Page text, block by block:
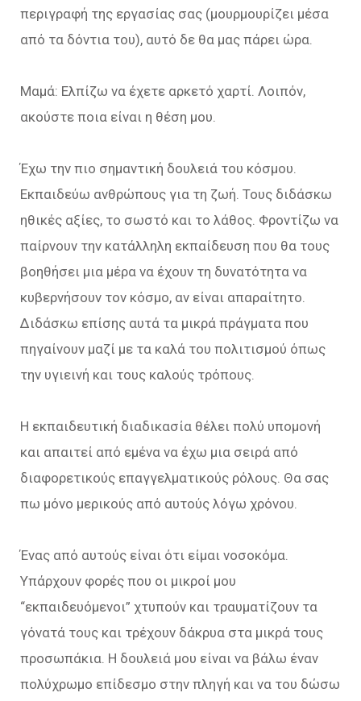
περιγραφή της εργασίας σας (μουρμουρίζει μέσα
από τα δόντια του), αυτό δε θα μας πάρει ώρα.
Μαμά: Ελπίζω να έχετε αρκετό χαρτί. Λοιπόν,
ακούστε ποια είναι η θέση μου.
Έχω την πιο σημαντική δουλειά του κόσμου.
Εκπαιδεύω ανθρώπους για τη ζωή. Τους διδάσκω
ηθικές αξίες, το σωστό και το λάθος. Φροντίζω να
παίρνουν την κατάλληλη εκπαίδευση που θα τους
βοηθήσει μια μέρα να έχουν τη δυνατότητα να
κυβερνήσουν τον κόσμο, αν είναι απαραίτητο.
Διδάσκω επίσης αυτά τα μικρά πράγματα που
πηγαίνουν μαζί με τα καλά του πολιτισμού όπως
την υγιεινή και τους καλούς τρόπους.
Η εκπαιδευτική διαδικασία θέλει πολύ υπομονή
και απαιτεί από εμένα να έχω μια σειρά από
διαφορετικούς επαγγελματικούς ρόλους. Θα σας
πω μόνο μερικούς από αυτούς λόγω χρόνου.
Ένας από αυτούς είναι ότι είμαι νοσοκόμα.
Υπάρχουν φορές που οι μικροί μου
“εκπαιδευόμενοι” χτυπούν και τραυματίζουν τα
γόνατά τους και τρέχουν δάκρυα στα μικρά τους
προσωπάκια. Η δουλειά μου είναι να βάλω έναν
πολύχρωμο επίδεσμο στην πληγή και να του δώσω